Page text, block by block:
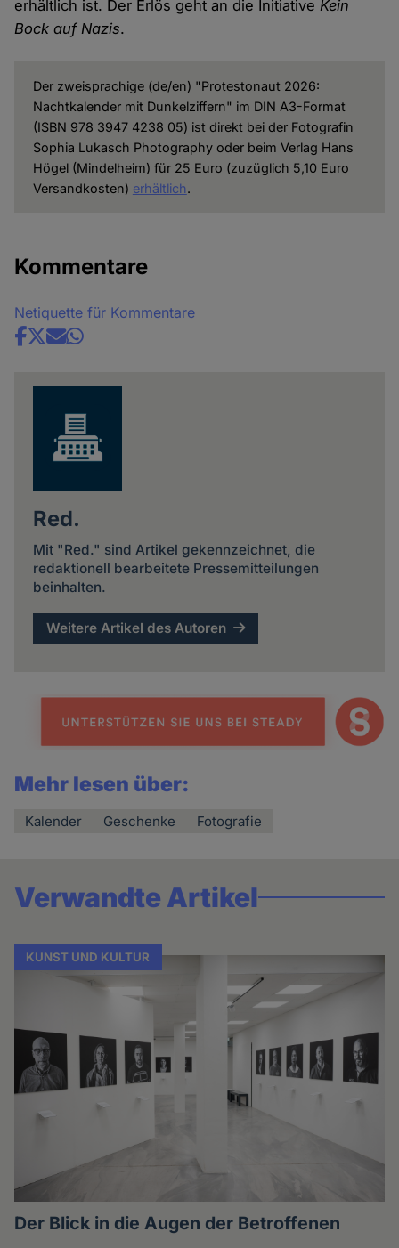
erhältlich ist. Der Erlös geht an die Initiative Kein
Bock auf Nazis.
Der zweisprachige (de/en) "Protestonaut 2026:
Nachtkalender mit Dunkelziffern" im DIN A3-Format
(ISBN 978 3947 4238 05) ist direkt bei der Fotografin
Sophia Lukasch Photography oder beim Verlag Hans
Högel (Mindelheim) für 25 Euro (zuzüglich 5,10 Euro
Versandkosten) erhältlich.
Kommentare
Netiquette für Kommentare
Share
Red.
Mit "Red." sind Artikel gekennzeichnet, die
redaktionell bearbeitete Pressemitteilungen
beinhalten.
Weitere Artikel des Autoren
Mehr lesen über:
Kalender Geschenke Fotografie
Verwandte Artikel
KUNST UND KULTUR
Der Blick in die Augen der Betroffenen